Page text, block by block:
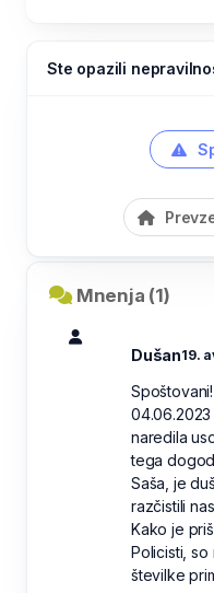
Ste opazili
Mnenja (1)
Dušan19.
naredila
tega
Saša, je
razčistili
Kako je
Policisti, so
številke